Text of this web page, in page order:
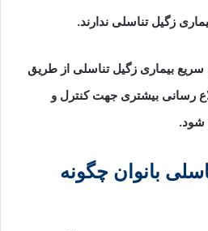
زگیل تناسلی ندارند.
سریع بیماری زگیل تناسلی از طریق
رسانی بیشتری جهت کنترل و
شود.
بانوان چگونه